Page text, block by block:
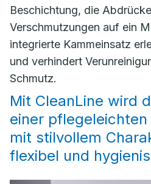
Beschichtung, die
Verschmutzungen auf ein
integrierte Kammeinsatz
und verhindert
Schmutz.
Mit CleanLine wird
einer
mit stilvollem
flexibel und